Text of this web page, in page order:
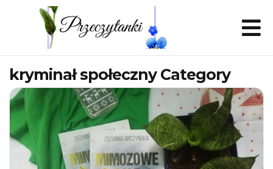
kryminał społeczny Category